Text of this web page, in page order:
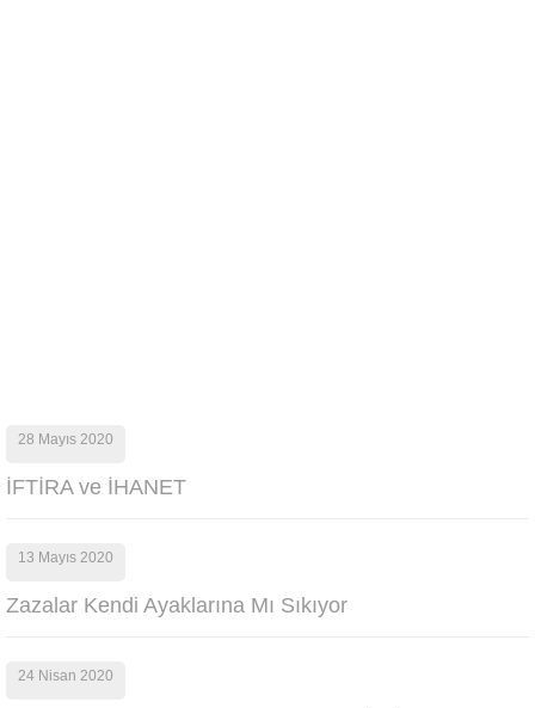
28 Mayıs 2020
İFTİRA ve İHANET
13 Mayıs 2020
Zazalar Kendi Ayaklarına Mı Sıkıyor
24 Nisan 2020